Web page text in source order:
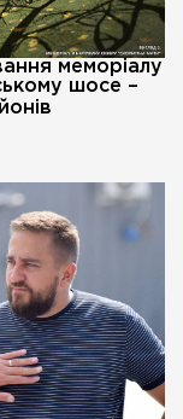
меморіалу
шосе –